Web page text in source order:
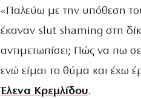
«Παλεύω με την υπόθεση
έκαναν slut shaming στη
αντιμετωπίσει; Πώς να πω
ενώ είμαι το θύμα και έχω
Έλενα Κρεμλίδου.